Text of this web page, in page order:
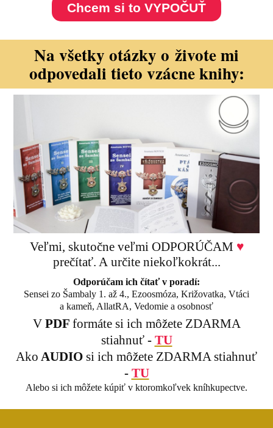
Chcem si to VYPOČUŤ
Na všetky otázky o živote mi
odpovedali tieto vzácne knihy:
Veľmi, skutočne veľmi ODPORÚČAM ♥
prečítať. A určite niekoľkokrát...
Odporúčam ich čítať v poradí:
Sensei zo Šambaly 1. až 4., Ezoosmóza, Križovatka, Vtáci
a kameň, AllatRA, Vedomie a osobnosť
VPDF formáte si ich môžete ZDARMA
stiahnuť- TU
Ako AUDIO si ich môžete ZDARMA stiahnuť
- TU
Alebo si ich môžete kúpiť v ktoromkoľvek kníhkupectve.